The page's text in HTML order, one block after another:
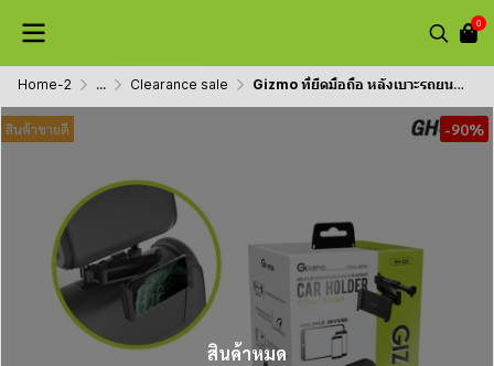
0
Home-2 ... Clearance sale Gizmo ที่ยึดมือถือ หลังเบาะรถยนต์ ไอแพด แท็บเล็ต ที่หนีบมือถือเบาะหลัง หมุนได้ 360 องศา ปรับสั้นยาวได้ GH-032
สินค้าขายดี -90%
สินค้าหมด